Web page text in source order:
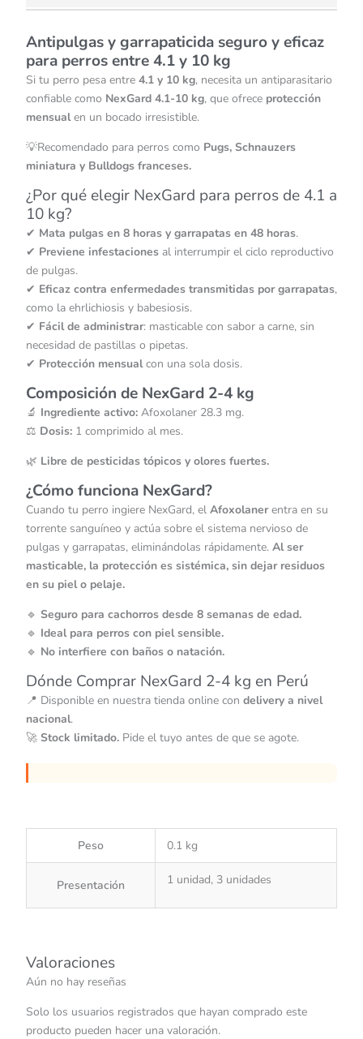
Antipulgas y garrapaticida seguro y eficaz
para perros entre 4.1 y 10 kg
Si tu perro pesa entre 4.1 y 10 kg, necesita un antiparasitario
confiable como NexGard 4.1-10 kg, que ofrece protección
mensualen un bocado irresistible.
💡Recomendado para perros como Pugs, Schnauzers
miniatura y Bulldogs franceses.
¿Por qué elegir NexGard para perros de 4.1 a
10 kg?
✔ Mata pulgas en 8 horas y garrapatas en 48 horas.
✔ Previene infestaciones al interrumpir el ciclo reproductivo
de pulgas.
✔ Eficaz contra enfermedades transmitidas por garrapatas,
como la ehrlichiosis y babesiosis.
✔ Fácil de administrar: masticable con sabor a carne, sin
necesidad de pastillas o pipetas.
✔ Protección mensualcon una sola dosis.
Composición de NexGard 2-4 kg
🔬 Ingrediente activo: Afoxolaner 28.3 mg.
⚖️ Dosis: 1 comprimido al mes.
🌿 Libre de pesticidas tópicos y olores fuertes.
¿Cómo funciona NexGard?
Cuando tu perro ingiere NexGard, el Afoxolanerentra en su
torrente sanguíneo y actúa sobre el sistema nervioso de
pulgas y garrapatas, eliminándolas rápidamente. Al ser
masticable, la protección es sistémica, sin dejar residuos
en su piel o pelaje.
🔹 Seguro para cachorros desde 8 semanas de edad.
🔹 Ideal para perros con piel sensible.
🔹 No interfiere con baños o natación.
Dónde Comprar NexGard 2-4 kg en Perú
📍 Disponible en nuestra tienda online con delivery a nivel
nacional.
🚀 Stock limitado. Pide el tuyo antes de que se agote.
Peso 0.1 kg
Presentación 1 unidad, 3 unidades
Valoraciones
Aún no hay reseñas
Solo los usuarios registrados que hayan comprado este
producto pueden hacer una valoración.